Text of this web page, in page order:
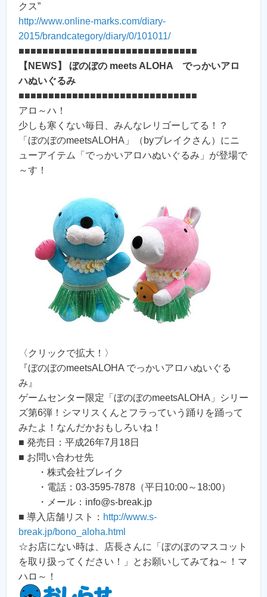
クス”
http://www.online-marks.com/diary-
2015/brandcategory/diary/0/101011/
■■■■■■■■■■■■■■■■■■■■■■■■■■■■■■
【NEWS】 ぼのぼの meets ALOHA でっかいアロ
ハぬいぐるみ
■■■■■■■■■■■■■■■■■■■■■■■■■■■■■■
アロ～ハ！
少しも寒くない毎日、みんなレリゴーしてる！？
「ぼのぼのmeetsALOHA」（byブレイクさん）にニ
ューアイテム「でっかいアロハぬいぐるみ」が登場で
～す！
〈クリックで拡大！〉
『ぼのぼのmeetsALOHA でっかいアロハぬいぐる
み』
ゲームセンター限定「ぼのぼのmeetsALOHA」シリー
ズ第6弾！シマリスくんとフラっていう踊りを踊って
みたよ！なんだかおもしろいね！
■ 発売日：平成26年7月18日
■ お問い合わせ先
・株式会社ブレイク
・電話：03-3595-7878（平日10:00～18:00）
・メール：info@s-break.jp
■ 導入店舗リスト： http://www.s-
break.jp/bono_aloha.html
☆お店にない時は、店長さんに「ぼのぼのマスコット
を取り扱ってください！」とお願いしてみてね～！マ
ハロ～！